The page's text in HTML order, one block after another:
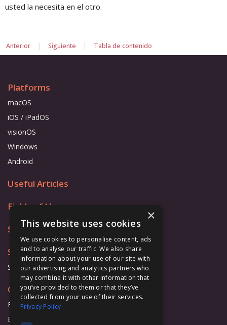
usted la necesita en el otro.
Anterior | Siguiente | Tabla de contenido
Platforms
macOS
iOS / iPadOS
visionOS
Windows
Android
Useful Articles
Fields of Use
Store
Support
Support Form
Cooperation
Business
Education
×
This website uses cookies
We use cookies to personalise content, ads
and to analyse our traffic. We also share
information about your use of our site with
our advertising and analytics partners who
may combine it with other information that
you’ve provided to them or that they’ve
collected from your use of their services.
Privacy Policy